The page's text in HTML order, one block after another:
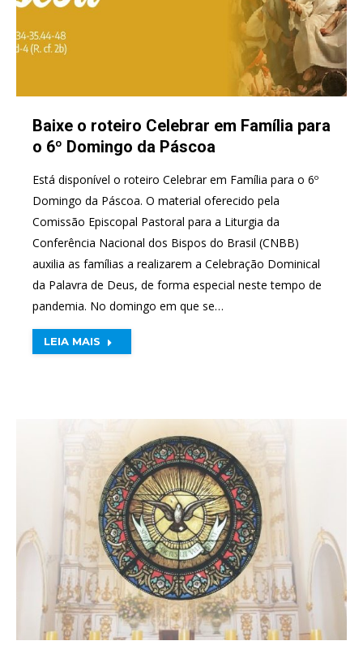
Baixe o roteiro Celebrar em Família para
o 6º Domingo da Páscoa
Está disponível o roteiro Celebrar em Família para o 6º
Domingo da Páscoa. O material oferecido pela
Comissão Episcopal Pastoral para a Liturgia da
Conferência Nacional dos Bispos do Brasil (CNBB)
auxilia as famílias a realizarem a Celebração Dominical
da Palavra de Deus, de forma especial neste tempo de
pandemia. No domingo em que se…
LEIA MAIS